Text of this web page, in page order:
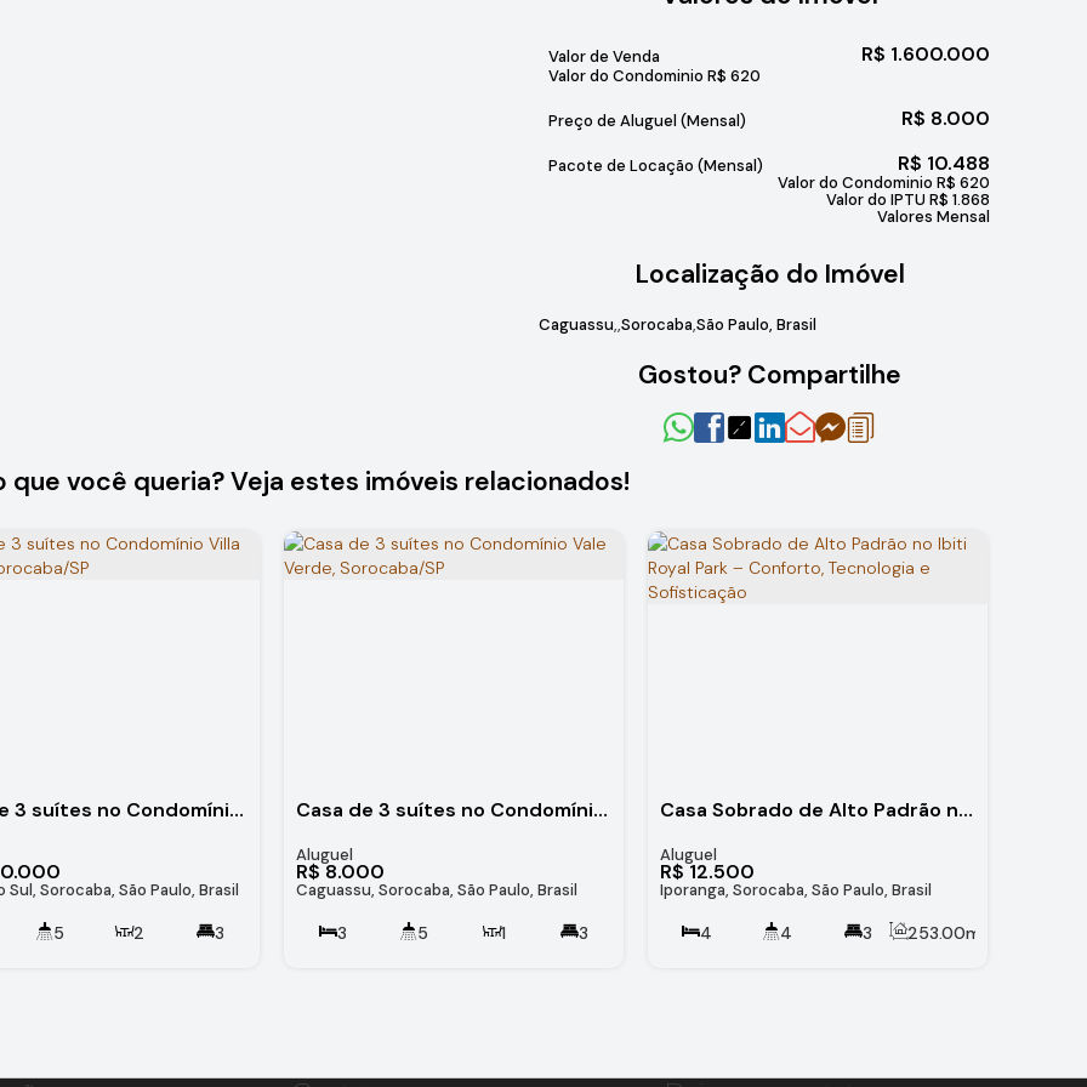
R$ 1.600.000
Valor de Venda
Valor do Condominio R$ 620
R$ 8.000
Preço de Aluguel (Mensal)
Valores Mensal
Valor do IPTU R$ 1.868
Valor do Condominio R$ 620
R$ 10.488
Pacote de Locação (Mensal)
Localização do Imóvel
Caguassu Sorocaba São Paulo, Brasil
Gostou? Compartilhe
que você queria? Veja estes imóveis relacionados!
Casa de 3 suítes no Condomínio Villa Verona, Sorocaba/SP
Sul, Sorocaba, São Paulo, Brasil
5 2
3
Casa de 3 suítes no Condomínio Vale Verde, Sorocaba/SP
R$8.000
Caguassu, Sorocaba, São Paulo, Brasil
3 5 1
3
Casa Sobrado de Alto Padrão no Ibiti Royal Park – Conforto, Tecnologia e Sofisticação
R$12.500
Iporanga, Sorocaba, São Paulo, Brasil
4 4 3 253.00m²